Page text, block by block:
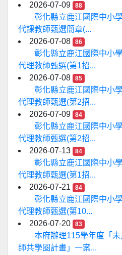
2026-07-09
88
彰化縣立鹿江國際中小
代課教師甄選簡章(...
2026-07-08
86
彰化縣立鹿江國際中小
代理教師甄選(第1招...
2026-07-08
85
彰化縣立鹿江國際中小
代理教師甄選(第2招...
2026-07-09
84
彰化縣立鹿江國際中小
代理教師甄選(第2招...
2026-07-13
84
彰化縣立鹿江國際中小
代理教師甄選(第1招...
2026-07-21
84
彰化縣立鹿江國際中小
代理教師甄選(第10...
2026-07-20
83
本府辦理115學年度「
師共學圈計畫」一案...